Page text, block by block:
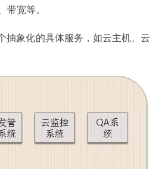
带宽等。
抽象化的具体服务，如云主机、云